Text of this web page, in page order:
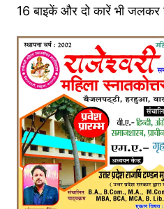
16 बाइकें और दो कारें भी जलकर